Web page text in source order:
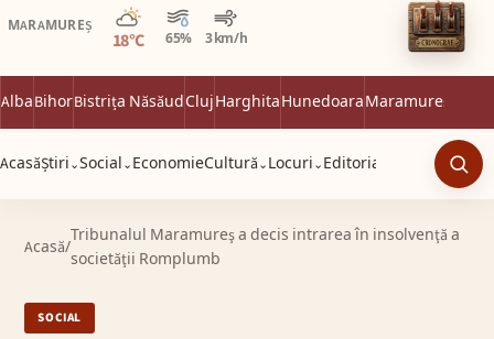
MARAMUREȘ
18°C 65% 3 km/h
Parțial noros
AlbaBihorBistrița NăsăudClujHarghitaHunedoaraMaramureș
AcasăȘtiri ⌄Social ⌄ EconomieCultură ⌄ Locuri ⌄ Editorial
Acasă/
Tribunalul Maramureş a decis intrarea în insolvenţă a
societăţii Romplumb
SOCIAL